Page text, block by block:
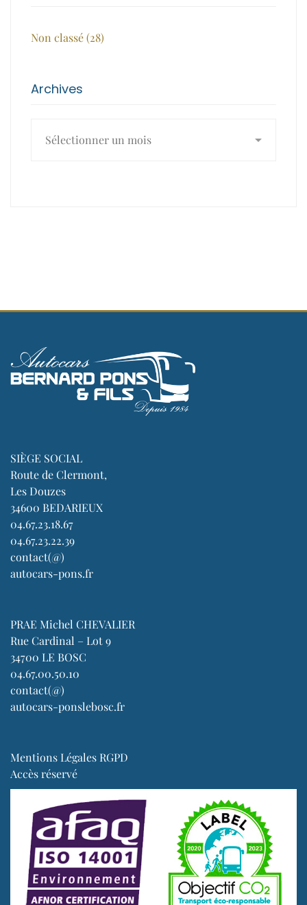
Non classé(28)
Archives
SIÈGE SOCIAL
Route de Clermont,
Les Douzes
34600 BEDARIEUX
04.67.23.18.67
04.67.23.22.39
contact(@)
autocars-pons.fr
PRAE Michel CHEVALIER
Rue Cardinal – Lot 9
34700 LE BOSC
04.67.00.50.10
contact(@)
autocars-ponslebosc.fr
Mentions Légales RGPD
Accès réservé